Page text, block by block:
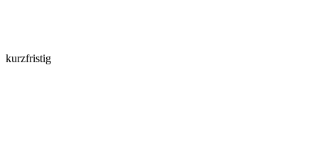
kurzfristig